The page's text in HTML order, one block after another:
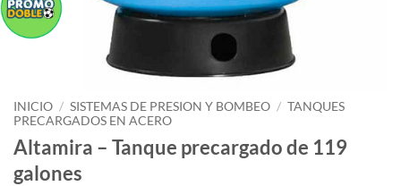
INICIO / SISTEMAS DE PRESION Y BOMBEO / TANQUES
PRECARGADOS EN ACERO
Altamira – Tanque precargado de 119
galones